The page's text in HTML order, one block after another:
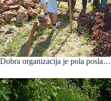
Dobra organizacija je pola posla…